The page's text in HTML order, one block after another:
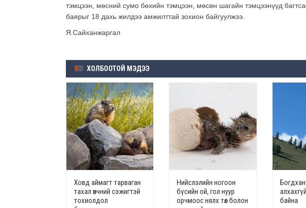
тэмцээн, мөсний сумо бөхийн тэмцээн, мөсөн шагайн тэмцээнүүд
баярыг 18 дахь жилдээ амжилттай зохион байгуулжээ.
Я.Сайханжаргал
ХОЛБООТОЙ МЭДЭЭ
Ховд аймагт тарваган
тахал өвчний сэжигтэй
тохиолдол
Нийслэлийн ногоон
бүсийн ой, гол нуур
орчмоос нялх төл болон
байна